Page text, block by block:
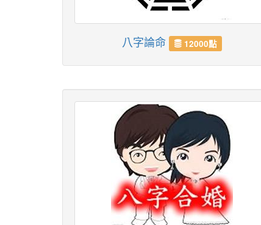
八字論命 12000點